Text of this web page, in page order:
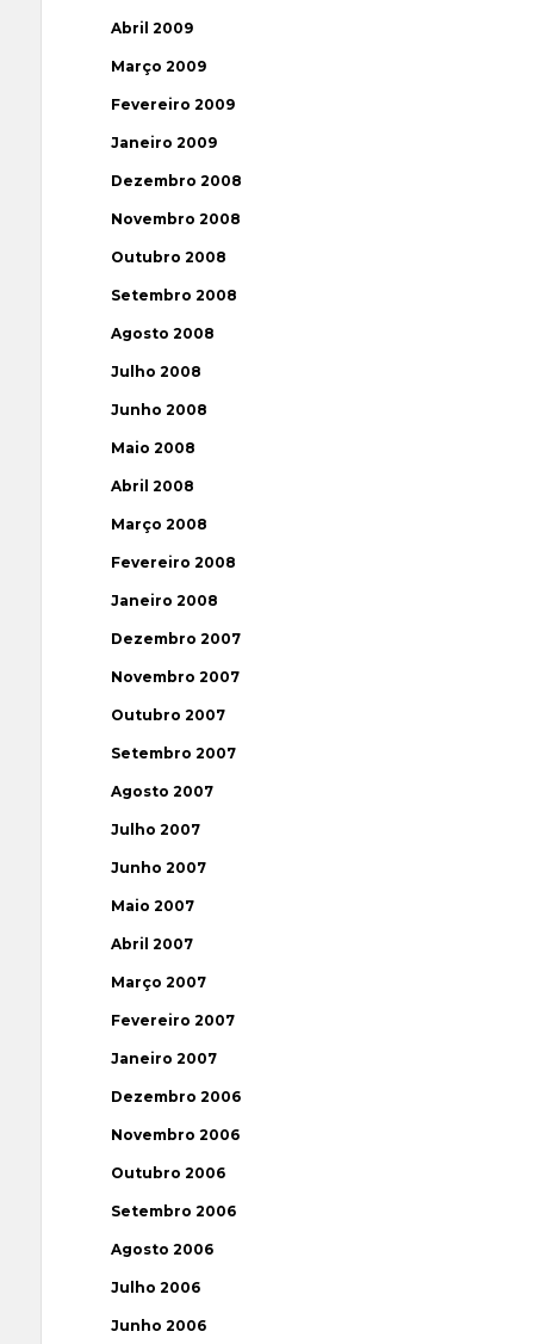
Abril 2009
Março 2009
Fevereiro 2009
Janeiro 2009
Dezembro 2008
Novembro 2008
Outubro 2008
Setembro 2008
Agosto 2008
Julho 2008
Junho 2008
Maio 2008
Abril 2008
Março 2008
Fevereiro 2008
Janeiro 2008
Dezembro 2007
Novembro 2007
Outubro 2007
Setembro 2007
Agosto 2007
Julho 2007
Junho 2007
Maio 2007
Abril 2007
Março 2007
Fevereiro 2007
Janeiro 2007
Dezembro 2006
Novembro 2006
Outubro 2006
Setembro 2006
Agosto 2006
Julho 2006
Junho 2006